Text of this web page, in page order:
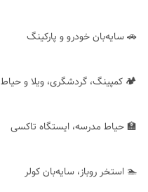
🚗 سایه‌بان خودرو و پارکینگ
🏕 کمپینگ، گردشگری، ویلا و حیاط
🏫 حیاط مدرسه، ایستگاه تاکسی
🏊 استخر روباز، سایه‌بان کولر